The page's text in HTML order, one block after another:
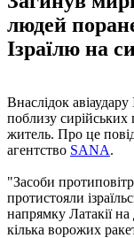
людей
Ізраїлю на
Внаслідок авіаудару
поблизу сирійських
житель. Про це
агентство SANA.
"Засоби
протистояли
напрямку Латакії
кілька ворожих